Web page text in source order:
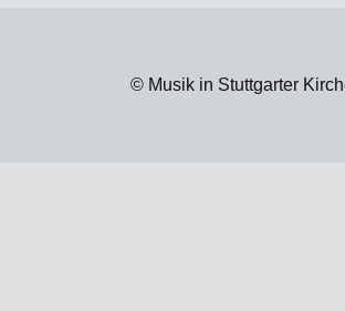
© Musik in Stuttgarter